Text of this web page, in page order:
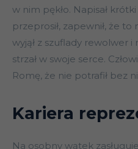
w nim pękło. Napisał
przeprosił, zapewnił, że
wyjął z szuflady rewolwer i
strzał w swoje serce.
Romę, że nie potrafił bez
Kariera
Na osobny wątek